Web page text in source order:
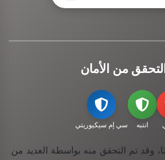
من الأمان
سي إم سيكيوريتي انتبه
وقد تم التحقق منه بواسطة العديد من